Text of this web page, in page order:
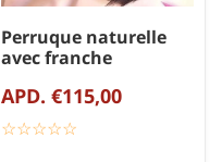
Perruque naturelle
avec franche
APD. €115,00
☆☆☆☆☆
★★★★★